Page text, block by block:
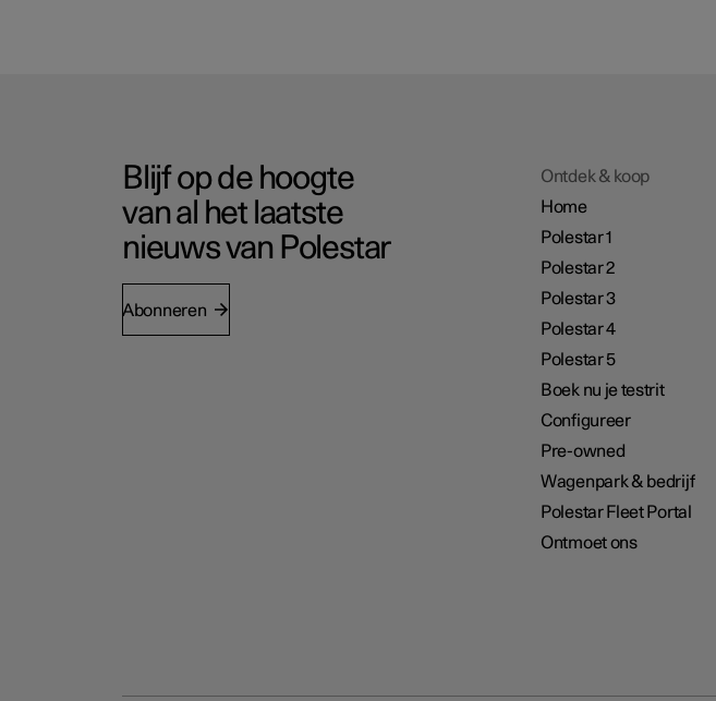
Blijf op de hoogte
van al het laatste
nieuws van Polestar
Abonneren
Ontdek & koop
Home
Polestar 1
Polestar 2
Polestar 3
Polestar 4
Polestar 5
Boek nu je testrit
Configureer
Pre-owned
Wagenpark & bedrijf
Polestar Fleet Portal
Ontmoet ons